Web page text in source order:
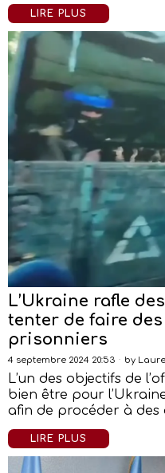
LIRE PLUS
L’Ukraine rafle
tenter de faire
prisonniers
4 septembre 2024 20:53 by
L’un des objectifs de
bien être pour
afin de procéder à des
LIRE PLUS